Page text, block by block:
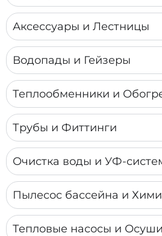
Аксессуары и Лестницы
Водопады и Гейзеры
Теплообменники и
Трубы и Фиттинги
Очистка воды и УФ-
Пылесос бассейна и
Тепловые насосы и